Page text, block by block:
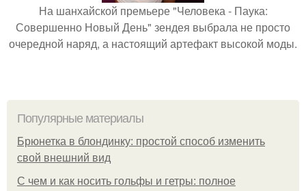
На шанхайской премьере "Человека - Паука:
Совершенно Новый День" зендея выбрала не просто
очередной наряд, а настоящий артефакт высокой моды.
Популярные материалы
Брюнетка в блондинку: простой способ изменить
свой внешний вид
С чем и как носить гольфы и гетры: полное